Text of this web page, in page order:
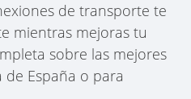
de transporte te
mientras mejoras tu
sobre las mejores
España o para